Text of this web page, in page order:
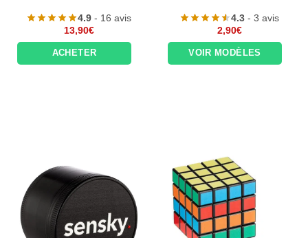
4.9 - 16 avis
13,90€
ACHETER
4.3 - 3 avis
2,90€
VOIR MODÈLES